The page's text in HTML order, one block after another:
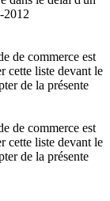
2012
de commerce est
cette liste devant le
de la présente
de commerce est
cette liste devant le
de la présente